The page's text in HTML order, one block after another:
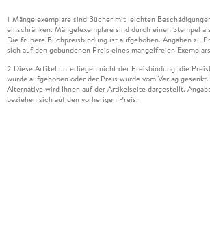
1 Mängelexemplare sind Bücher mit leichten
einschränken. Mängelexemplare sind durch einen Stempel
Die frühere Buchpreisbindung ist aufgehoben. Angaben zu
sich auf den gebundenen Preis eines mangelfreien
2 Diese Artikel unterliegen nicht der Preisbindung, die
wurde aufgehoben oder der Preis wurde vom Verlag
Alternative wird Ihnen auf der Artikelseite dargestellt.
beziehen sich auf den vorherigen Preis.